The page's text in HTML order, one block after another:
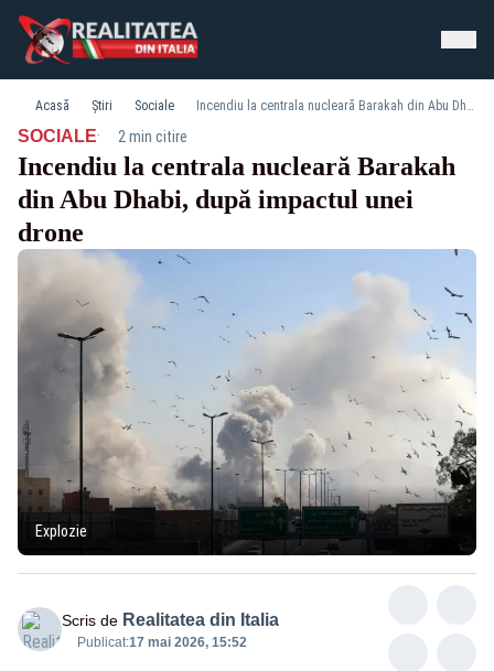
Acasă Știri Sociale Incendiu la centrala nucleară Barakah din Abu Dhabi, după impactul unei drone
SOCIALE· 2 min citire
Incendiu la centrala nucleară Barakah
din Abu Dhabi, după impactul unei
drone
Explozie
Scris de Realitatea din Italia
Publicat:17 mai 2026, 15:52